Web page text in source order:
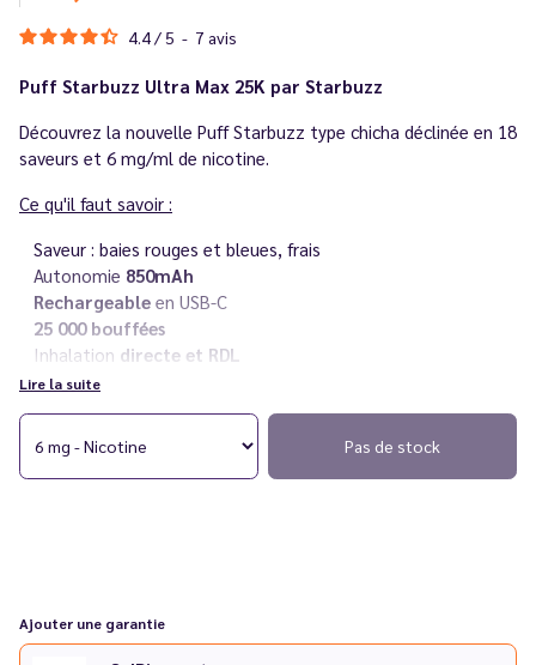
4.4/ 5 - 7 avis
Puff Starbuzz Ultra Max 25K par Starbuzz
Découvrez la nouvelle Puff Starbuzz type chicha déclinée en 18
saveurs et 6 mg/ml de nicotine.
Ce qu'il faut savoir :
Saveur : baies rouges et bleues, frais
Autonomie 850mAh
Rechargeable en USB-C
25 000 bouffées
Inhalation directe et RDL
Rechargeable
Vous rencontrez un souci avec votre cigarette électronique ?
Lire la suite
Pas de stock
Ajouter une garantie